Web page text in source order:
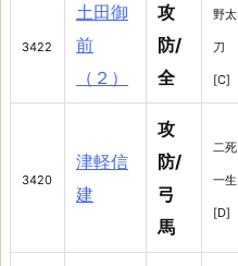
3422
土田御
前
（２）
攻
防/
全
野太
刀
[C]
3420
津軽信
建
攻
防/
弓
馬
二死
一生
[D]